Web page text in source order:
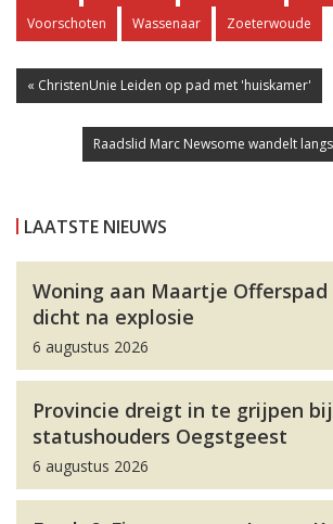
Voorschoten
Wassenaar Zoeterwoude
« ChristenUnie Leiden op pad met 'huiskamer'
Raadslid Marc Newsome wandelt
LAATSTE NIEUWS
Woning aan Maartje
dicht na explosie
6 augustus 2026
Provincie dreigt in te grijpen
statushouders Oegstgeest
6 augustus 2026